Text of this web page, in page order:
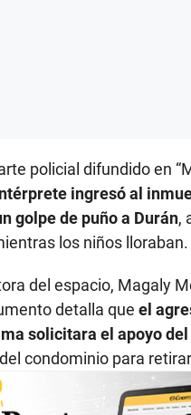
policial difundido en
ingresó al
golpe de puño a Durán,
los niños lloraban.
del espacio, Magaly
detalla que el
solicitara el apoyo
del condominio para